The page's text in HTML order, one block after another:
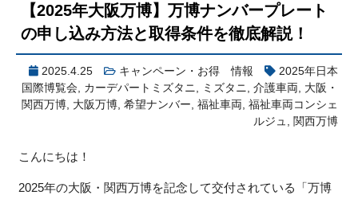
【2025年大阪万博】万博ナンバープレート
の申し込み方法と取得条件を徹底解説！
2025.4.25 キャンペーン・お得 情報
2025年日本
国際博覧会 カーデパートミズタニ ミズタニ ,介護車両
大阪・
関西万博 大阪万博 ,希望ナンバー ,福祉車両 ,福祉車両コンシェ
ルジュ
関西万博
こんにちは！
2025年の大阪・関西万博を記念して交付されている「万博